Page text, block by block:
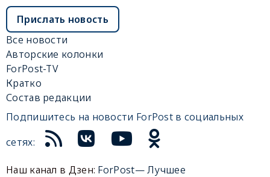
Прислать новость
Все новости
Авторские колонки
ForPost-TV
Кратко
Состав редакции
Подпишитесь на новости ForPost в социальных
сетях:
Наш канал в Дзен: ForPost— Лучшее